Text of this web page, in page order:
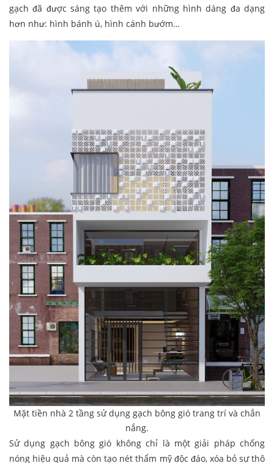
gạch đã được sáng tạo thêm với những hình dáng đa dạng
hơn như: hình bánh ú, hình cánh bướm…
Mặt tiền nhà 2 tầng sử dụng gạch bông gió trang trí và chắn
nắng.
Sử dụng gạch bông gió không chỉ là một giải pháp chống
nóng hiệu quả mà còn tạo nét thẩm mỹ độc đáo, xóa bỏ sự thô